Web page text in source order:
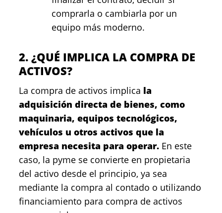
comprarla o cambiarla por un
equipo más moderno.
2. ¿QUÉ IMPLICA LA COMPRA DE
ACTIVOS?
La compra de activos implica la
adquisición directa de bienes, como
maquinaria, equipos tecnológicos,
vehículos u otros activos que la
empresa necesita para operar. En este
caso, la pyme se convierte en propietaria
del activo desde el principio, ya sea
mediante la compra al contado o utilizando
financiamiento para compra de activos